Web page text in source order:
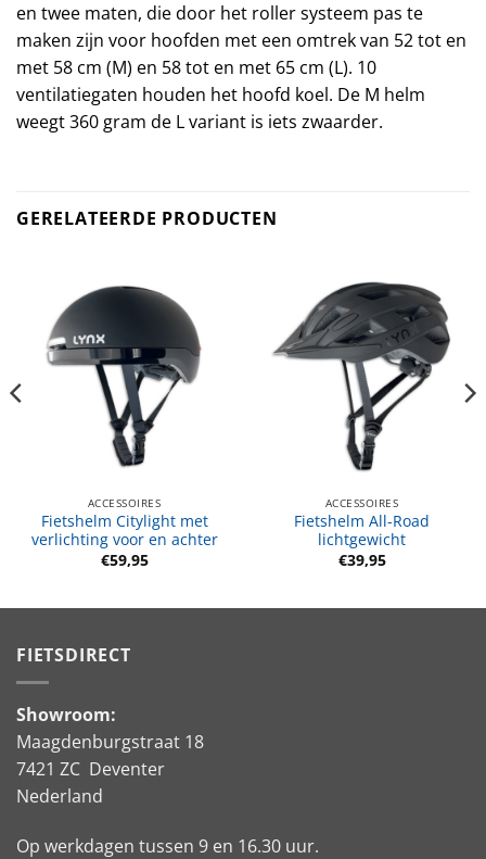
en twee maten, die door het roller systeem pas te
maken zijn voor hoofden met een omtrek van 52 tot en
met 58 cm (M) en 58 tot en met 65 cm (L). 10
ventilatiegaten houden het hoofd koel. De M helm
weegt 360 gram de L variant is iets zwaarder.
GERELATEERDE PRODUCTEN
ACCESSOIRES
Fietshelm Citylight met
verlichting voor en achter
€59,95
ACCESSOIRES
Fietshelm All-Road
lichtgewicht
€39,95
FIETSDIRECT
Showroom:
Maagdenburgstraat 18
7421 ZC Deventer
Nederland
Op werkdagen tussen 9 en 16.30 uur.